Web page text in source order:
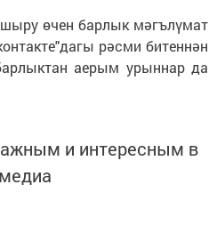
өчен барлык мәгълүмат
рәсми битеннән
аерым урыннар да
и интересным в